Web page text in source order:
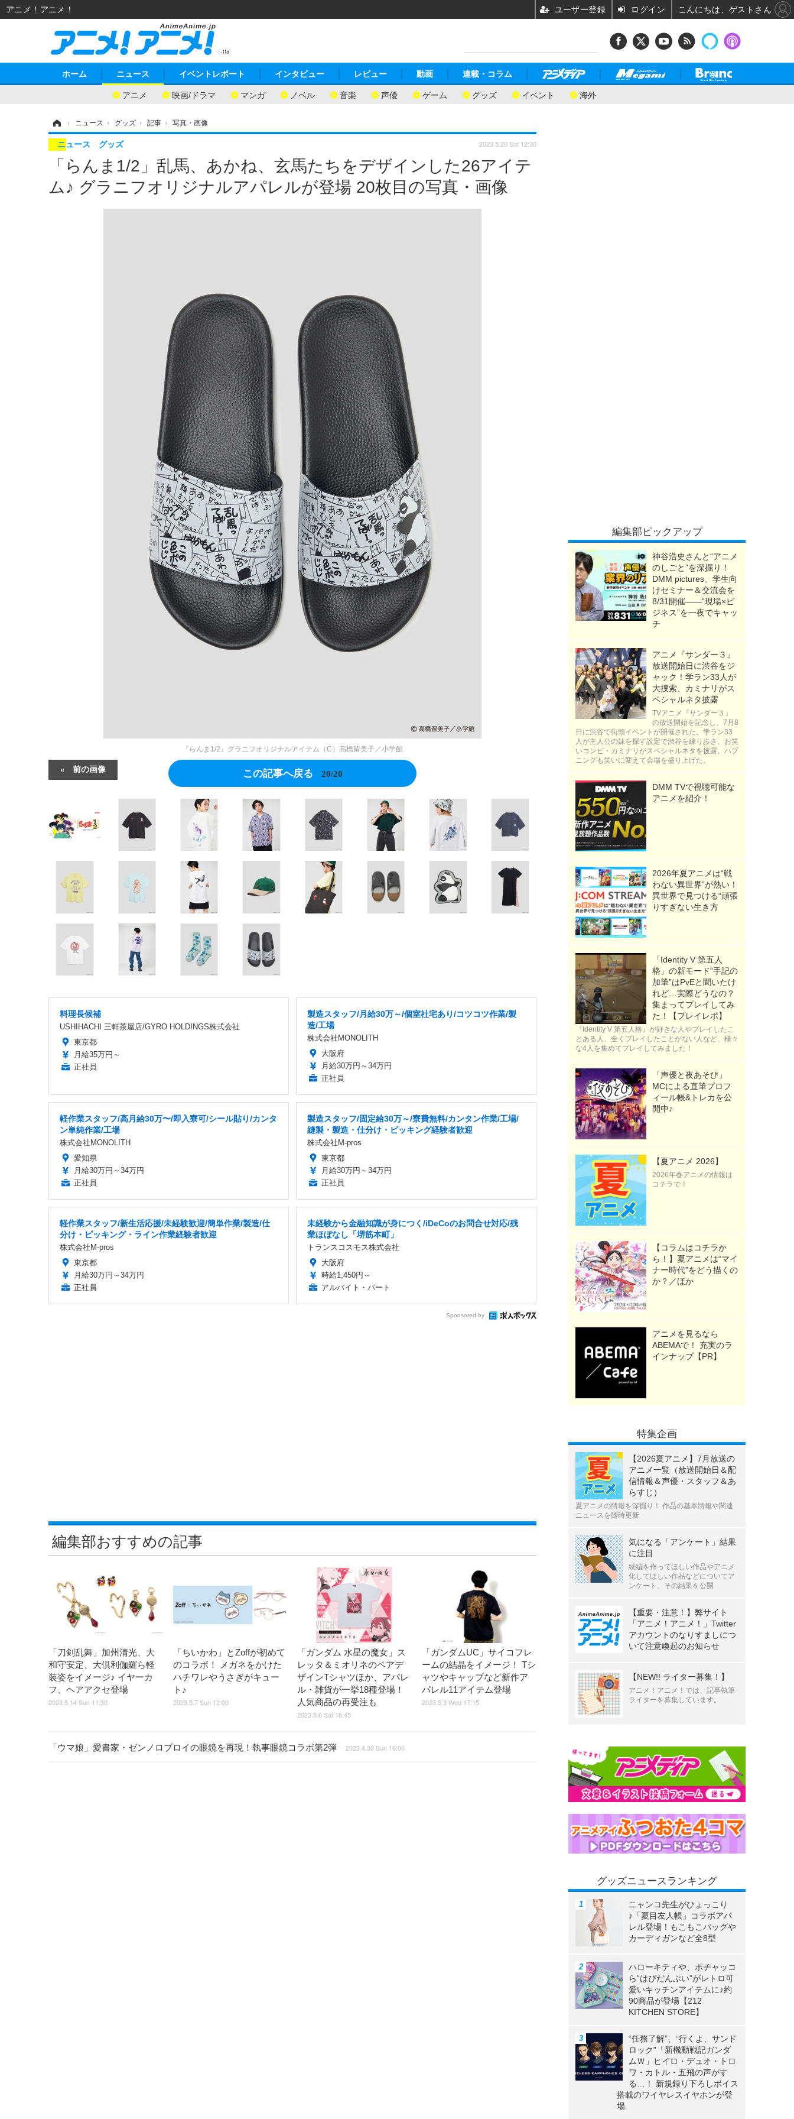
ホーム ニュース
アニメ 映画/ドラマ マンガ ノベル 音楽 声優 ゲーム グッズ イベント 海外
イベントレポート インタビュー レビュー 動画 連載・コラム
› ニュース › グッズ › 記事 › 写真・画像
「らんま1/2」乱馬、あかね、玄馬たちをデザインした26アイテ
ム♪ グラニフオリジナルアパレルが登場 20枚目の写真・画像
ニュース グッズ 2023.5.20 Sat 12:30
『らんま1/2』グラニフオリジナルアイテム（C）高橋留美子／小学館
前の画像 この記事へ戻る 20/20
料理長候補
USHIHACHI 三軒茶屋店/GYRO HOLDINGS株式会社
東京都
月給35万円～
正社員
製造スタッフ/月給30万～/個室社宅あり/コツコツ作業/製
造/工場
株式会社MONOLITH
大阪府
月給30万円～34万円
正社員
軽作業スタッフ/高月給30万〜/即入寮可/シール貼り/カンタ
ン単純作業/工場
株式会社MONOLITH
愛知県
月給30万円～34万円
正社員
製造スタッフ/固定給30万～/寮費無料/カンタン作業/工場/
縫製・製造・仕分け・ピッキング経験者歓迎
株式会社M-pros
東京都
月給30万円～34万円
正社員
軽作業スタッフ/新生活応援/未経験歓迎/簡単作業/製造/仕
分け・ピッキング・ライン作業経験者歓迎
株式会社M-pros
東京都
月給30万円～34万円
正社員
未経験から金融知識が身につく/iDeCoのお問合せ対応/残
業ほぼなし「堺筋本町」
トランスコスモス株式会社
大阪府
時給1,450円～
アルバイト・パート
Sponsored by
編集部おすすめの記事
「刀剣乱舞」加州清光、大
和守安定、大倶利伽羅ら軽
装姿をイメージ♪ イヤーカ
フ、ヘアアクセ登場
2023.5.14 Sun 11:30
「ちいかわ」とZoffが初めて
のコラボ！ メガネをかけた
ハチワレやうさぎがキュー
ト♪
2023.5.7 Sun 12:00
「ガンダム 水星の魔女」ス
レッタ＆ミオリネのペアデ
ザインTシャツほか、アパレ
ル・雑貨が一挙18種登場！
人気商品の再受注も
2023.5.6 Sat 16:45
「ガンダムUC」サイコフレ
ームの結晶をイメージ！ Tシ
ャツやキャップなど新作ア
パレル11アイテム登場
2023.5.3 Wed 17:15
「ウマ娘」愛書家・ゼンノロブロイの眼鏡を再現！執事眼鏡コラボ第2弾 2023.4.30 Sun 16:00
編集部ピックアップ
神谷浩史さんと“アニメ
のしごと”を深掘り！
DMM pictures、学生向
けセミナー＆交流会を
8/31開催――“現場×ビ
ジネス”を一夜でキャッ
チ
アニメ『サンダー３』
放送開始日に渋谷をジ
ャック！学ラン33人が
大捜索、カミナリがス
ペシャルネタ披露
TVアニメ『サンダー３』
の放送開始を記念し、7月8
日に渋谷で街頭イベントが開催された。学ラン33
人が主人公の妹を探す設定で渋谷を練り歩き、お笑
いコンビ・カミナリがスペシャルネタを披露。ハプ
ニングも笑いに変えて会場を盛り上げた。
DMM TVで視聴可能な
アニメを紹介！
2026年夏アニメは“戦
わない異世界”が熱い！
異世界で見つける“頑張
りすぎない生き方
「Identity V 第五人
格」の新モード“手記の
加筆”はPvEと聞いたけ
れど…実際どうなの？
集まってプレイしてみ
た！【プレイレポ】
『Identity V 第五人格』が好きな人やプレイしたこ
とある人、全くプレイしたことがない人など、様々
な4人を集めてプレイしてみました！
「声優と夜あそび」
MCによる直筆プロフ
ィール帳&トレカを公
開中♪
【夏アニメ 2026】
2026年春アニメの情報は
コチラで！
【コラムはコチラか
ら！】夏アニメは“マイ
ナー時代”をどう描くの
か？／ほか
アニメを見るなら
ABEMAで！ 充実のラ
インナップ【PR】
特集企画
【2026夏アニメ】7月放送の
アニメ一覧（放送開始日＆配
信情報＆声優・スタッフ＆あ
らすじ）
夏アニメの情報を深掘り！ 作品の基本情報や関連
ニュースを随時更新
気になる「アンケート」結果
に注目
続編を作ってほしい作品やアニメ
化してほしい作品などについてア
ンケート、その結果を公開
【重要・注意！】弊サイト
「アニメ！アニメ！」Twitter
アカウントのなりすましにつ
いて注意喚起のお知らせ
【NEW!! ライター募集！】
アニメ！アニメ！では、記事執筆
ライターを募集しています。
グッズニュースランキング
ニャンコ先生がひょっこり
♪「夏目友人帳」コラボアパ
レル登場！もこもこバッグや
カーディガンなど全8型
ハローキティや、ポチャッコ
ら“はぴだんぶい”がレトロ可
愛いキッチンアイテムに♪約
90商品が登場【212
KITCHEN STORE】
“任務了解”、“行くよ、サンド
ロック”「新機動戦記ガンダ
ムＷ」ヒイロ・デュオ・トロ
ワ・カトル・五飛の声がす
る…！ 新規録り下ろしボイス
搭載のワイヤレスイヤホンが登
場
アニメ！アニメ！ ユーザー登録 ログイン こんにちは、ゲストさん